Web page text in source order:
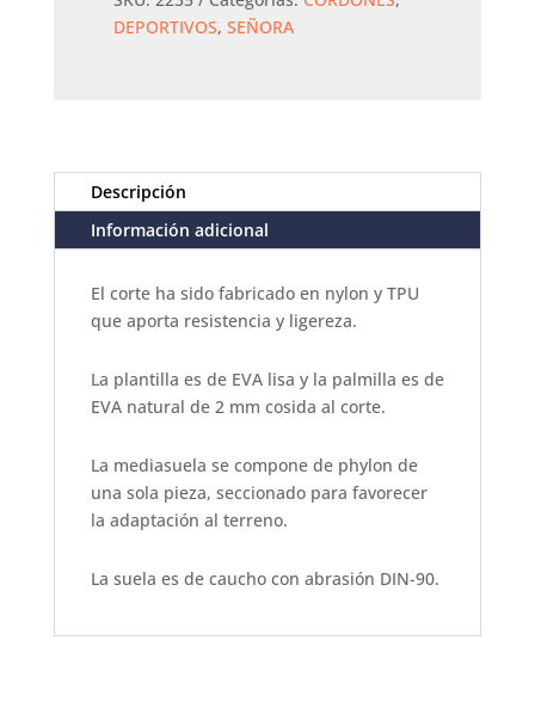
DEPORTIVOS, SEÑORA
Descripción
Información adicional
El corte ha sido fabricado en nylon y TPU
que aporta resistencia y ligereza.
La plantilla es de EVA lisa y la palmilla es de
EVA natural de 2 mm cosida al corte.
La mediasuela se compone de phylon de
una sola pieza, seccionado para favorecer
la adaptación al terreno.
La suela es de caucho con abrasión DIN-90.